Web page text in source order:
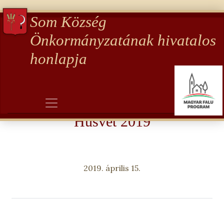
Som Község
Önkormányzatának hivatalos
honlapja
Húsvét 2019
2019. április 15.